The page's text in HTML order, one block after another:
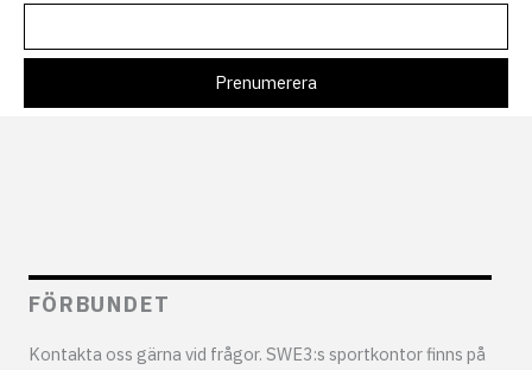
FÖRBUNDET
Kontakta oss gärna vid frågor. SWE3:s sportkontor finns på